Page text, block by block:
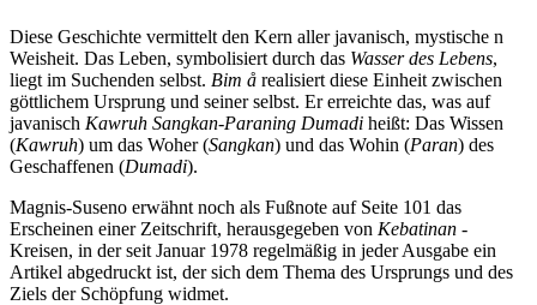
Diese Geschichte vermittelt den Kern aller javanisch, mystische n
Weisheit. Das Leben, symbolisiert durch das Wasser des Lebens,
liegt im Suchenden selbst. Bim å realisiert diese Einheit zwischen
göttlichem Ursprung und seiner selbst. Er erreichte das, was auf
javanisch Kawruh Sangkan-Paraning Dumadi heißt: Das Wissen
(Kawruh) um das Woher (Sangkan) und das Wohin (Paran) des
Geschaffenen (Dumadi).
Magnis-Suseno erwähnt noch als Fußnote auf Seite 101 das
Erscheinen einer Zeitschrift, herausgegeben von Kebatinan -
Kreisen, in der seit Januar 1978 regelmäßig in jeder Ausgabe ein
Artikel abgedruckt ist, der sich dem Thema des Ursprungs und des
Ziels der Schöpfung widmet.